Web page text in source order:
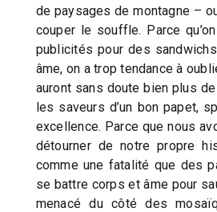
de paysages de montagne –
couper le souffle. Parce
publicités pour des
âme, on a trop tendance à
auront sans doute bien plus
les saveurs d’un bon papet,
excellence. Parce que nous
détourner de notre propre
comme une fatalité que des
se battre corps et âme pour
menacé du côté des